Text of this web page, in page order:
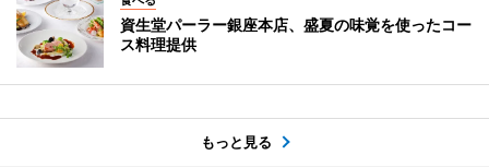
資生堂パーラー銀座本店、盛夏の味覚を使ったコー
ス料理提供
もっと見る